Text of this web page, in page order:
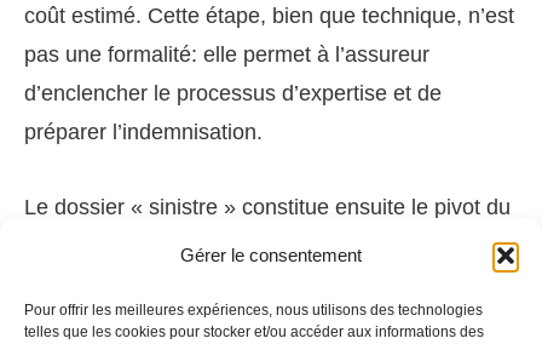
Gérer le consentement
Pour offrir les meilleures expériences, nous utilisons des technologies
telles que les cookies pour stocker et/ou accéder aux informations des
coût estimé. Cette étape, bien que technique, n’est
pas une formalité: elle permet à l’assureur
d’enclencher le processus d’expertise et de
préparer l’indemnisation.
Le dossier « sinistre » constitue ensuite le pivot du
processus. Il s’agit de réunir des preuves
biens endommagés ou volés, devis de réparations